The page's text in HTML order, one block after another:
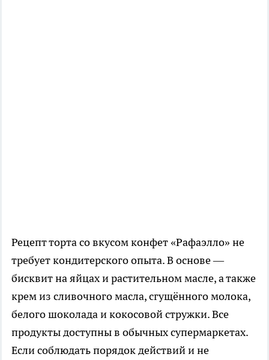
Рецепт торта со вкусом конфет «Рафаэлло» не
требует кондитерского опыта. В основе —
бисквит на яйцах и растительном масле, а также
крем из сливочного масла, сгущённого молока,
белого шоколада и кокосовой стружки. Все
продукты доступны в обычных супермаркетах.
Если соблюдать порядок действий и не